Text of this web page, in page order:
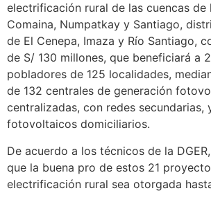
electrificación rural de las cuencas de
Comaina, Numpatkay y Santiago,
de El Cenepa, Imaza y Río Santiago,
de S/ 130 millones, que beneficiará a
pobladores de 125 localidades,
de 132 centrales de generación
centralizadas, con redes secundarias,
fotovoltaicos domiciliarios.
De acuerdo a los técnicos de la
que la buena pro de estos 21
electrificación rural sea otorgada